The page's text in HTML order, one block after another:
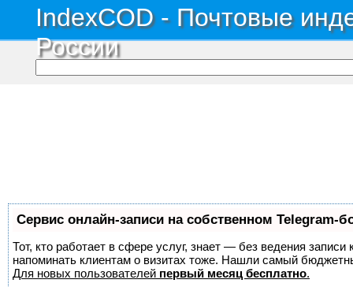
IndexCOD - Почтовые
России
Сервис онлайн-записи на собственном Telegram-
Тот, кто работает в сфере услуг, знает — без ведения
напоминать клиентам о визитах тоже. Нашли самый
Для новых пользователей первый месяц бесплатно.